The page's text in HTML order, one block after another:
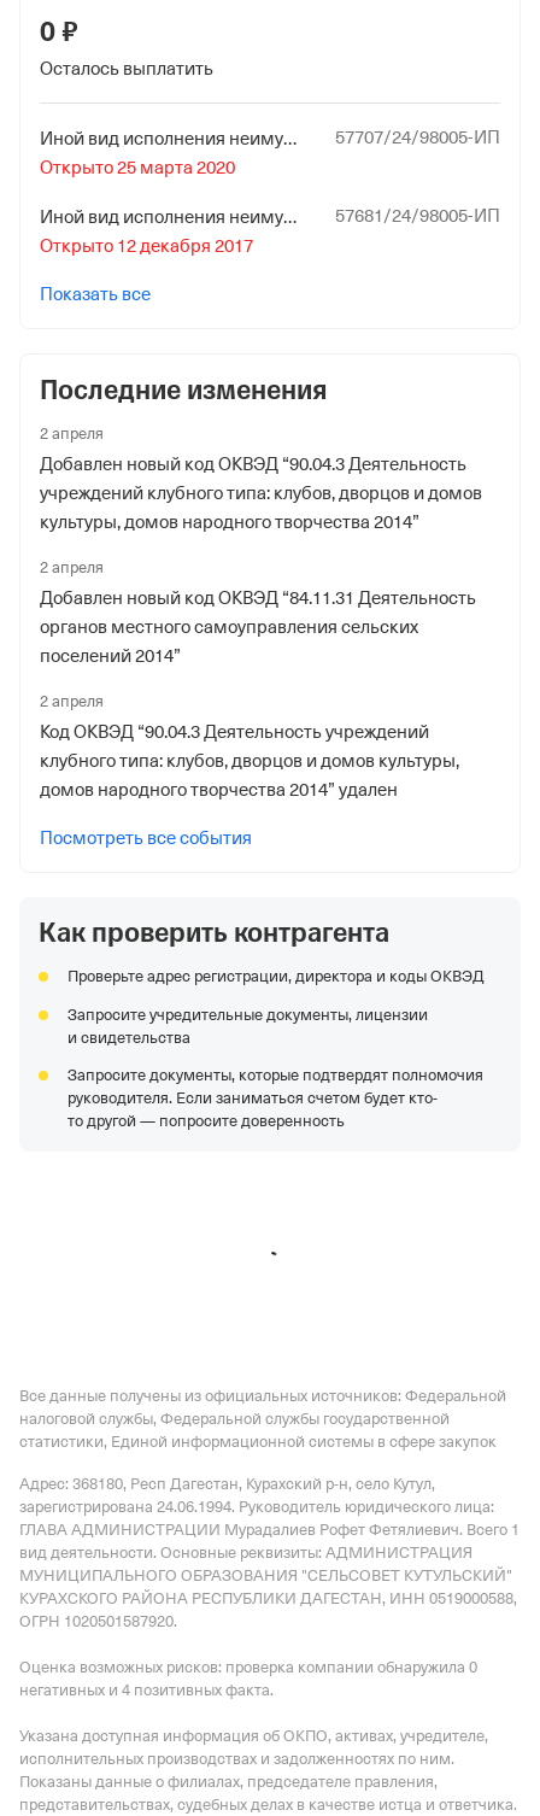
Дата регистрации
20 ноября 2023
Управление Федеральной Налоговой Службы по
Республике Дагестан
Адрес налоговой
367015, Рф, Рд,Махачкала гор.,М.Ярагского ул. 93
1029207170
Дата регистрации
1 сентября 1991
Наименование территориального органа
Отделение Фонда Пенсионного и Социального
Страхования Российской Федерации по Республике
Регистрационный номер ФссРФ
1029207170
Дата регистрации
Наименование территориального органа
Дагестан
0 ₽
Осталось выплатить
Иной вид исполнения неимущественного характера
57707/24/98005-ИП
Открыто 25 марта 2020
Иной вид исполнения неимущественного характера
57681/24/98005-ИП
Открыто 12 декабря 2017
Показать все
Последние изменения
2 апреля
Добавлен новый код ОКВЭД “90.04.3 Деятельность
учреждений клубного типа: клубов, дворцов и домов
культуры, домов народного творчества 2014”
2 апреля
Добавлен новый код ОКВЭД “84.11.31 Деятельность
органов местного самоуправления сельских
поселений 2014”
2 апреля
Код ОКВЭД “90.04.3 Деятельность учреждений
клубного типа: клубов, дворцов и домов культуры,
домов народного творчества 2014” удален
Посмотреть все события
Как проверить контрагента
Проверьте адрес регистрации, директора и коды ОКВЭД
Запросите учредительные документы, лицензии
и свидетельства
Запросите документы, которые подтвердят полномочия
руководителя. Если заниматься счетом будет кто-
то другой — попросите доверенность
Все данные получены из официальных источников: Федеральной
налоговой службы, Федеральной службы государственной
статистики, Единой информационной системы в сфере закупок
Адрес: 368180, Респ Дагестан, Курахский р-н, село Кутул,
зарегистрирована 24.06.1994. Руководитель юридического лица:
ГЛАВА АДМИНИСТРАЦИИ Мурадалиев Рофет Фетялиевич. Всего 1
вид деятельности. Основные реквизиты: АДМИНИСТРАЦИЯ
МУНИЦИПАЛЬНОГО ОБРАЗОВАНИЯ "СЕЛЬСОВЕТ КУТУЛЬСКИЙ"
КУРАХСКОГО РАЙОНА РЕСПУБЛИКИ ДАГЕСТАН, ИНН 0519000588,
ОГРН 1020501587920.
Оценка возможных рисков: проверка компании обнаружила 0
негативных и 4 позитивных факта.
Указана доступная информация об ОКПО, активах, учредителе,
исполнительных производствах и задолженностях по ним.
Показаны данные о филиалах, председателе правления,
представительствах, судебных делах в качестве истца и ответчика.